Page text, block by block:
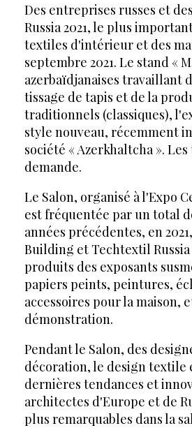
Des entreprises russes et
Russia 2021, le plus
textiles d'intérieur et des
septembre 2021. Le stand «
azerbaïdjanaises travaillant
tissage de tapis et de la
traditionnels (classiques),
style nouveau, récemment
société « Azerkhaltcha ».
demande.
Le Salon, organisé à l'Expo
est fréquentée par un total
années précédentes, en
Building et Techtextil
produits des exposants
papiers peints, peintures,
accessoires pour la maison,
démonstration.
Pendant le Salon, des
décoration, le design textile
dernières tendances et
architectes d'Europe et de
plus remarquables dans la